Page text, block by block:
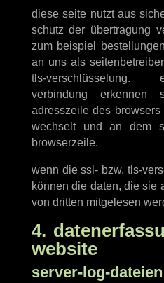
diese seite nutzt aus
schutz der übertragung
zum beispiel
an uns als
tls-verschlüsselung.
verbindung
adresszeile des browsers
wechselt und an dem
browserzeile.
wenn die ssl- bzw. tls-
können die daten, die sie
von dritten mitgelesen
4.
website
server-log-dateien